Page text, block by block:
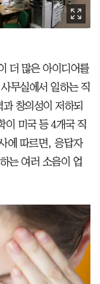
더 많은 아이디어를
무실에서 일하는 직
창의성이 저하되
이 미국 등 4개국 직
에 따르면, 응답자
는 여러 소음이 업